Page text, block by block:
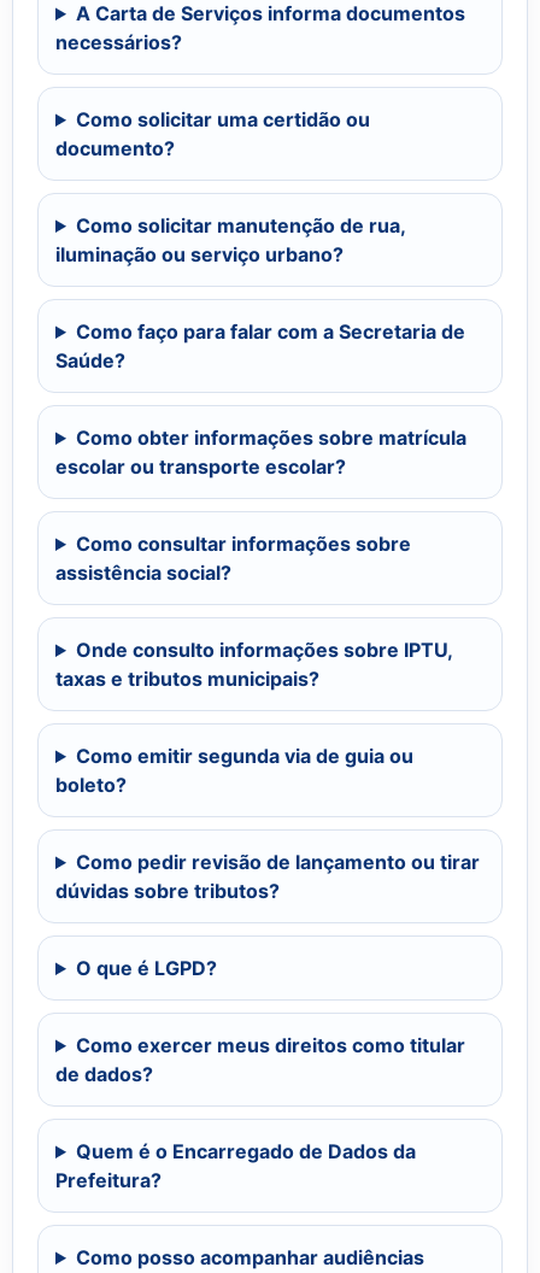
A Carta de Serviços informa documentos
necessários?
Como solicitar uma certidão ou
documento?
Como solicitar manutenção de rua,
iluminação ou serviço urbano?
Como faço para falar com a Secretaria de
Saúde?
Como obter informações sobre matrícula
escolar ou transporte escolar?
Como consultar informações sobre
assistência social?
Onde consulto informações sobre IPTU,
taxas e tributos municipais?
Como emitir segunda via de guia ou
boleto?
Como pedir revisão de lançamento ou tirar
dúvidas sobre tributos?
O que é LGPD?
Como exercer meus direitos como titular
de dados?
Quem é o Encarregado de Dados da
Prefeitura?
Como posso acompanhar audiências